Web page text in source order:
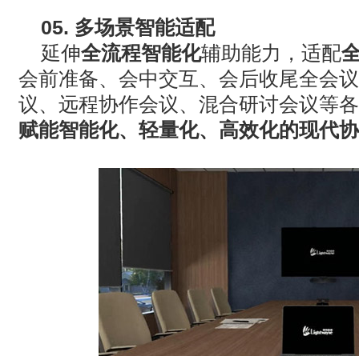
05. 多场景智能适配
延伸全流程智能化辅助能力，适配
会前准备、会中交互、会后收尾全会
议、远程协作会议、混合研讨会议等
赋能智能化、轻量化、高效化的现代